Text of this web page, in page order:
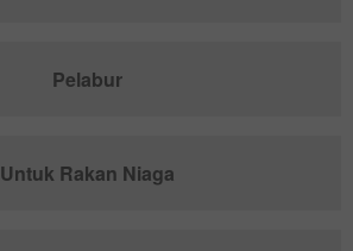
Pelabur
Untuk Rakan Niaga